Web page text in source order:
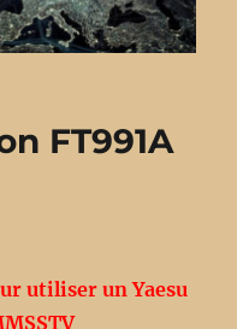
FT991A
utiliser un Yaesu